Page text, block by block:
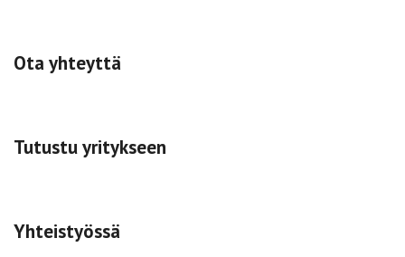
Ota yhteyttä
Tutustu yritykseen
Yhteistyössä